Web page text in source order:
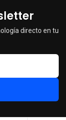
directo en tu